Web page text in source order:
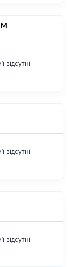
відсутні
відсутні
відсутні